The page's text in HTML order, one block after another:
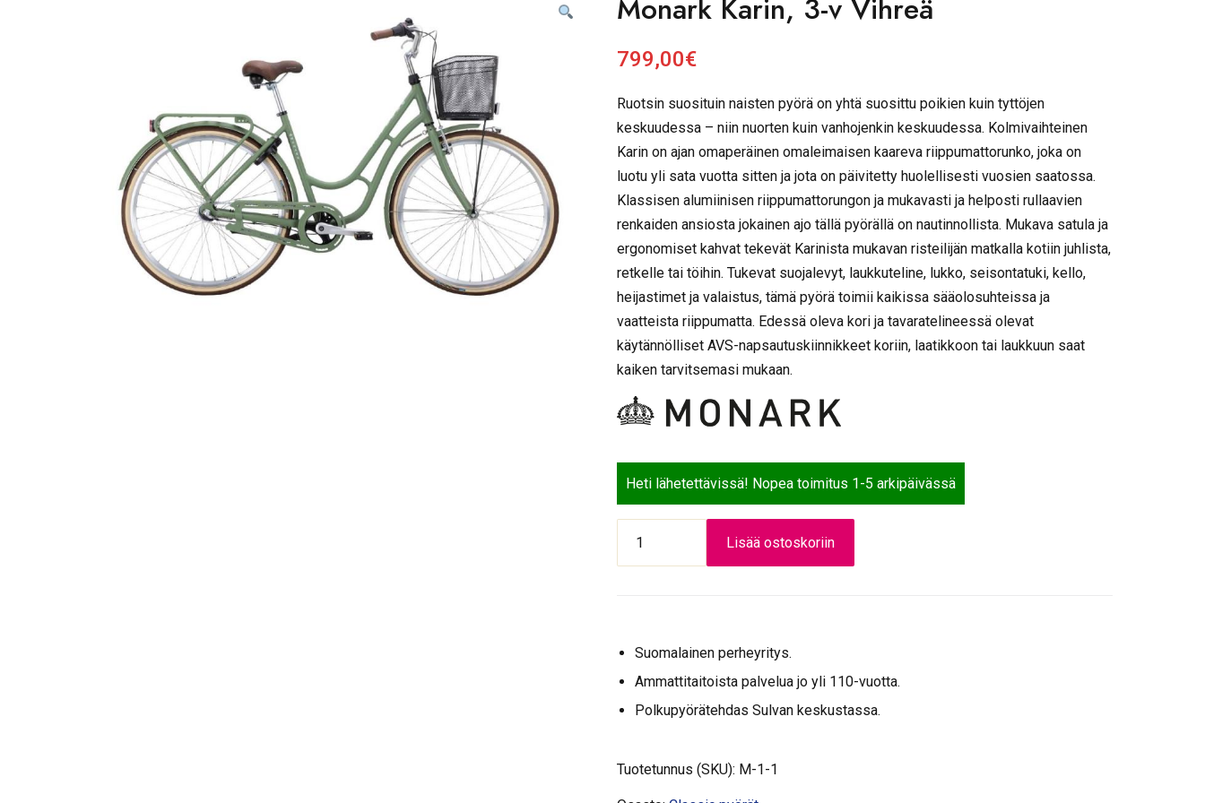
Monark Karin, 3-v Vihreä
799,00€
Ruotsin suosituin naisten pyörä on yhtä suosittu poikien kuin tyttöjen
keskuudessa – niin nuorten kuin vanhojenkin keskuudessa. Kolmivaihteinen
Karin on ajan omaperäinen omaleimaisen kaareva riippumattorunko, joka on
luotu yli sata vuotta sitten ja jota on päivitetty huolellisesti vuosien saatossa.
Klassisen alumiinisen riippumattorungon ja mukavasti ja helposti rullaavien
renkaiden ansiosta jokainen ajo tällä pyörällä on nautinnollista. Mukava satula ja
ergonomiset kahvat tekevät Karinista mukavan risteilijän matkalla kotiin juhlista,
retkelle tai töihin. Tukevat suojalevyt, laukkuteline, lukko, seisontatuki, kello,
heijastimet ja valaistus, tämä pyörä toimii kaikissa sääolosuhteissa ja
vaatteista riippumatta. Edessä oleva kori ja tavaratelineessä olevat
käytännölliset AVS-napsautuskiinnikkeet koriin, laatikkoon tai laukkuun saat
kaiken tarvitsemasi mukaan.
Heti lähetettävissä! Nopea toimitus 1-5 arkipäivässä
Karin,
3-
Lisää ostoskoriin
Suomalainen perheyritys.
Ammattitaitoista palvelua jo yli 110-vuotta.
Polkupyörätehdas Sulvan keskustassa.
Tuotetunnus (SKU): M-1-1